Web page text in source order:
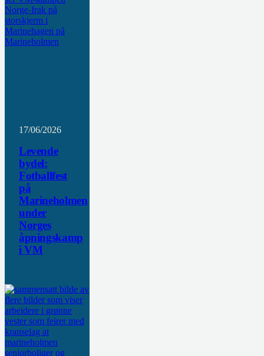
17/06/2026
Levende
bydel:
Fotballfest
på
Marineholmen
under
Norges
åpningskamp
i VM